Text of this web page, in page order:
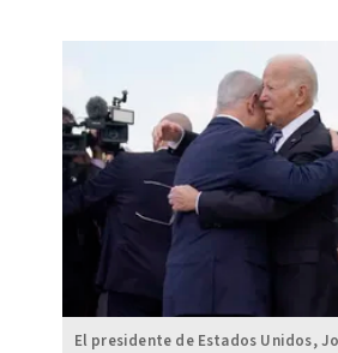
El presidente de Estados Unidos,